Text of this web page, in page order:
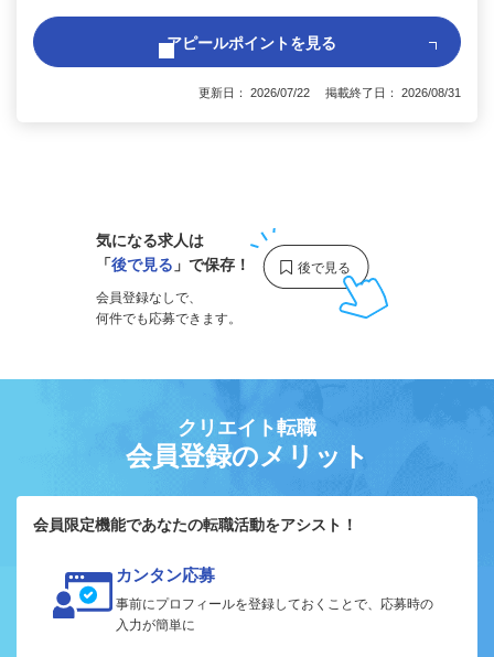
アピールポイントを見る
更新日： 2026/07/22 掲載終了日： 2026/08/31
気になる求人は
「後で見る 」で保存！
会員登録なしで、
何件でも応募できます。
クリエイト転職
会員登録のメリット
会員限定機能であなたの転職活動をアシスト！
カンタン応募
事前にプロフィールを登録しておくことで、応募時の
入力が簡単に